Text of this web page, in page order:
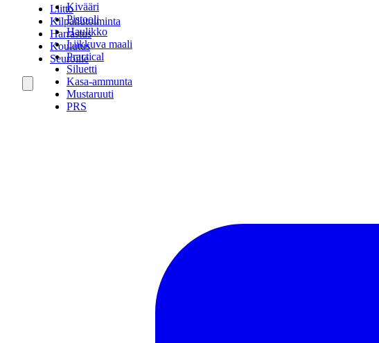
Kivääri
Pistooli
Haulikko
Liikkuva maali
Practical
Siluetti
Kasa-ammunta
Mustaruuti
PRS
Liitto
Kilpailutoiminta
Harrastus
Koulutus
Seuroille